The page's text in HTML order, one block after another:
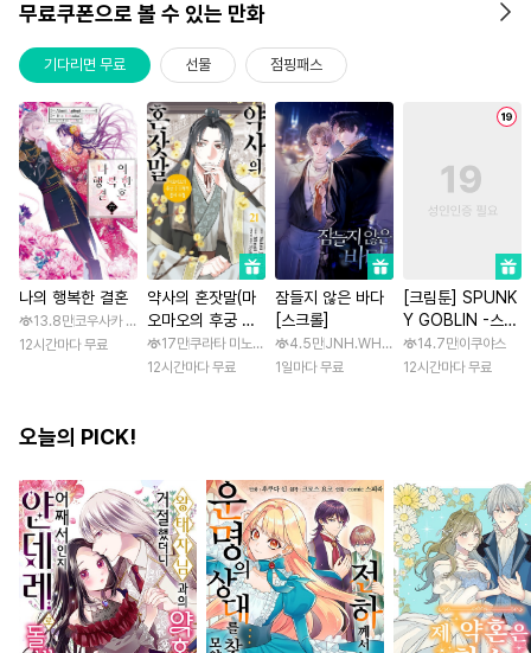
무료쿠폰으로 볼 수 있는 만화
기다리면 무료 선물 점핑패스
나의 행복한 결혼
13.8만코우사카 리토 / 아기토기 아쿠미
12시간마다 무료
약사의 혼잣말(마
오마오의 후궁 수
수께끼 풀이수첩)
17만쿠라타 미노지 / 휴우가 나츠
12시간마다 무료
잠들지 않은 바다
[스크롤]
4.5만JNH.WH Studio / Lasso
1일마다 무료
[크림툰] SPUNK
Y GOBLIN -스펑
키 고블린- [스크
롤]
14.7만이쿠야스
12시간마다 무료
오늘의 PICK!